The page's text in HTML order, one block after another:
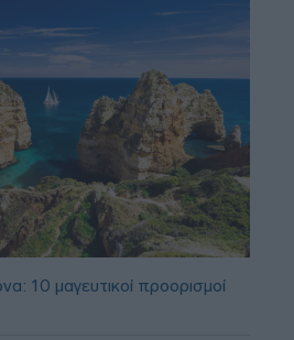
10 μαγευτικοί προορισμοί